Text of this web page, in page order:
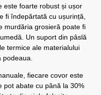
este foarte robust și ușor
fi îndepărtată cu ușurință,
murdăria grosieră poate fi
Un suport din pâslă
termice ale materialului
fiecare covor este
pot abate cu până la 30%